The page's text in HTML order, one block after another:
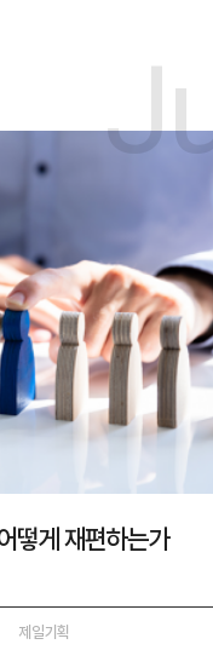
떻게 재편하는가
제일기획